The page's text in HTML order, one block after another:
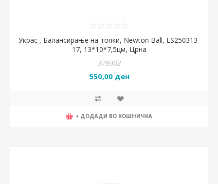
Украс , Балансирање на топки, Newton Ball, LS250313-
17, 13*10*7,5цм, Црна
379302
550,00 ден
+ ДОДАДИ ВО КОШНИЧКА